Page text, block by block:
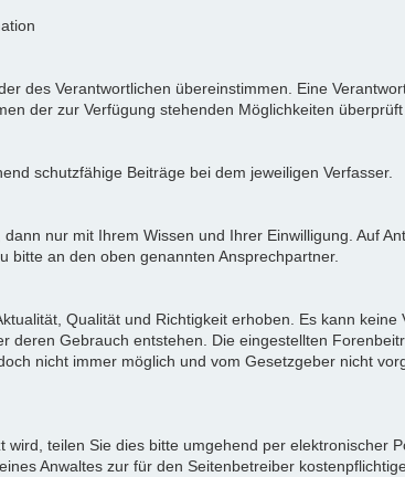
des Verantwortlichen übereinstimmen. Eine
der zur Verfügung stehenden Möglichkeiten überprüft
schutzfähige Beiträge bei dem jeweiligen Verfasser.
nur mit Ihrem Wissen und Ihrer Einwilligung. Auf
bitte an den oben genannten Ansprechpartner.
Qualität und Richtigkeit erhoben. Es kann keine
Gebrauch entstehen. Die eingestellten
nicht immer möglich und vom Gesetzgeber nicht
teilen Sie dies bitte umgehend per elektronischer
Anwaltes zur für den Seitenbetreiber